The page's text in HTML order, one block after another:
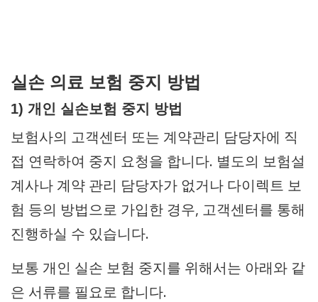
실손 의료 보험 중지 방법
1) 개인 실손보험 중지 방법
보험사의 고객센터 또는 계약관리 담당자에 직
접 연락하여 중지 요청을 합니다. 별도의 보험설
계사나 계약 관리 담당자가 없거나 다이렉트 보
험 등의 방법으로 가입한 경우, 고객센터를 통해
진행하실 수 있습니다.
보통 개인 실손 보험 중지를 위해서는 아래와 같
은 서류를 필요로 합니다.